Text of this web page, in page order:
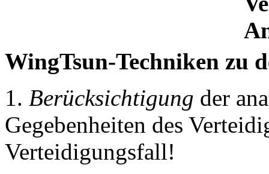
WingTsun-Techniken zu
1. Berücksichtigung der
Gegebenheiten des
Verteidigungsfall!